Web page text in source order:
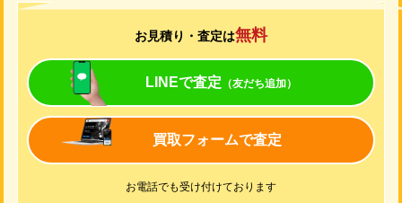
お見積り・査定は無料
LINEで査定 （友だち追加）
買取フォームで査定
お電話でも受け付けております